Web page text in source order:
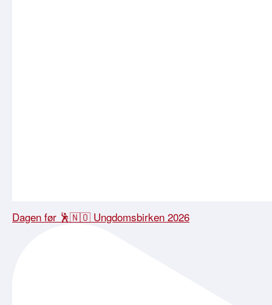
Dagen før 🕺🇳🇴 Ungdomsbirken 2026